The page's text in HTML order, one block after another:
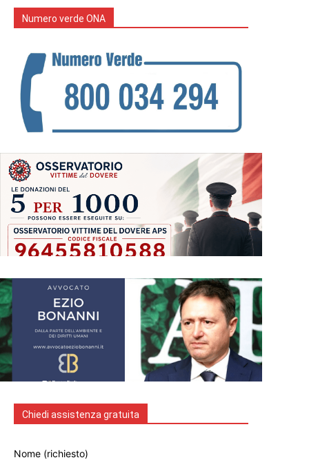
Numero verde ONA
Chiedi assistenza gratuita
Nome (richiesto)